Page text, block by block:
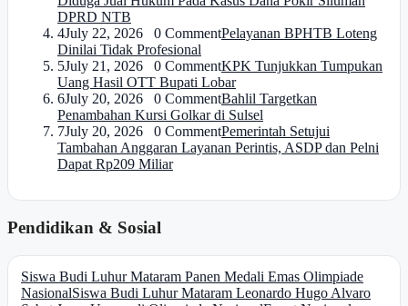
DPRD NTB
4July 22, 2026 0 CommentPelayanan BPHTB Loteng
Dinilai Tidak Profesional
5July 21, 2026 0 CommentKPK Tunjukkan Tumpukan
Uang Hasil OTT Bupati Lobar
6July 20, 2026 0 CommentBahlil Targetkan
Penambahan Kursi Golkar di Sulsel
7July 20, 2026 0 CommentPemerintah Setujui
Tambahan Anggaran Layanan Perintis, ASDP dan Pelni
Dapat Rp209 Miliar
Pendidikan & Sosial
Siswa Budi Luhur Mataram Panen Medali Emas Olimpiade
NasionalSiswa Budi Luhur Mataram Leonardo Hugo Alvaro